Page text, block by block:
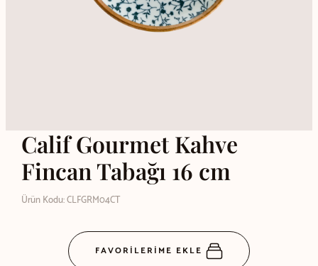
Calif Gourmet Kahve
Fincan Tabağı 16 cm
Ürün Kodu: CLFGRM04CT
FAVORİLERİME EKLE